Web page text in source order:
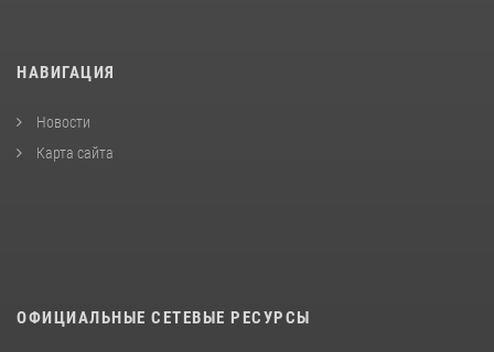
НАВИГАЦИЯ
Новости
Карта сайта
ОФИЦИАЛЬНЫЕ СЕТЕВЫЕ РЕСУРСЫ